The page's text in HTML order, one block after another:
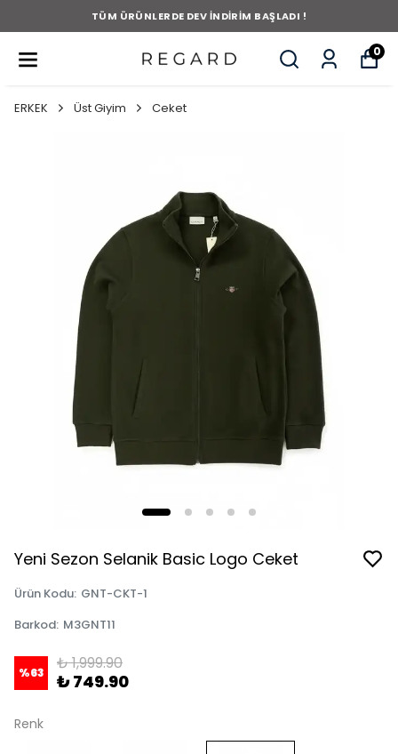
TÜM ÜRÜNLERDE DEV İNDİRİM BAŞLADI !
0
ERKEK Üst Giyim Ceket
Yeni Sezon Selanik Basic Logo Ceket
Ürün Kodu: GNT-CKT-1
Barkod: M3GNT11
%63 ₺ 1,999.90
₺ 749.90
Renk